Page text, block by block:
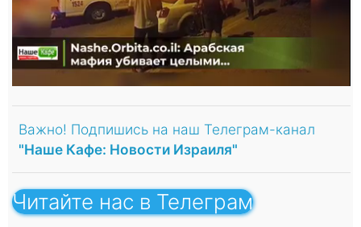
Важно! Подпишись на наш Телеграм-канал
"Наше Кафе: Новости Израиля"
Читайте нас в Телеграм